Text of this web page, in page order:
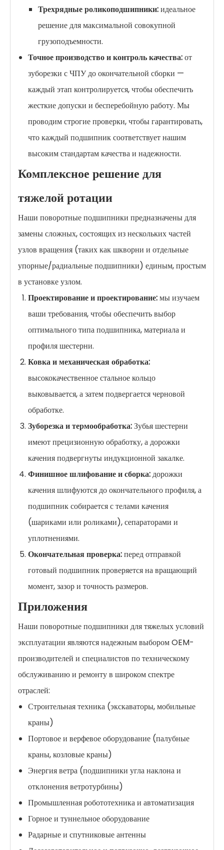
Трехрядные роликоподшипники:идеальное
решение для максимальной совокупной
грузоподъемности.
Точное производство и контроль качества:от
зуборезки с ЧПУ до окончательной сборки —
каждый этап контролируется, чтобы обеспечить
жесткие допуски и бесперебойную работу. Мы
проводим строгие проверки, чтобы гарантировать,
что каждый подшипник соответствует нашим
высоким стандартам качества и надежности.
Комплексное решение для
тяжелой ротации
Наши поворотные подшипники предназначены для
замены сложных, состоящих из нескольких частей
узлов вращения (таких как шкворни и отдельные
упорные/радиальные подшипники) единым, простым
в установке узлом.
Проектирование и проектирование:мы изучаем
ваши требования, чтобы обеспечить выбор
оптимального типа подшипника, материала и
профиля шестерни.
Ковка и механическая обработка:
высококачественное стальное кольцо
выковывается, а затем подвергается черновой
обработке.
Зуборезка и термообработка:Зубья шестерни
имеют прецизионную обработку, а дорожки
качения подвергнуты индукционной закалке.
Финишное шлифование и сборка:дорожки
качения шлифуются до окончательного профиля, а
подшипник собирается с телами качения
(шариками или роликами), сепараторами и
уплотнениями.
Окончательная проверка:перед отправкой
готовый подшипник проверяется на вращающий
момент, зазор и точность размеров.
Приложения
Наши поворотные подшипники для тяжелых условий
эксплуатации являются надежным выбором OEM-
производителей и специалистов по техническому
обслуживанию и ремонту в широком спектре
отраслей:
Строительная техника (экскаваторы, мобильные
краны)
Портовое и верфевое оборудование (палубные
краны, козловые краны)
Энергия ветра (подшипники угла наклона и
отклонения ветротурбины)
Промышленная робототехника и автоматизация
Горное и туннельное оборудование
Радарные и спутниковые антенны